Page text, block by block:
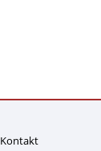
Kontakt